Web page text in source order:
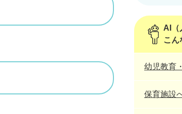
AI（
こん
幼児教育
保育施設